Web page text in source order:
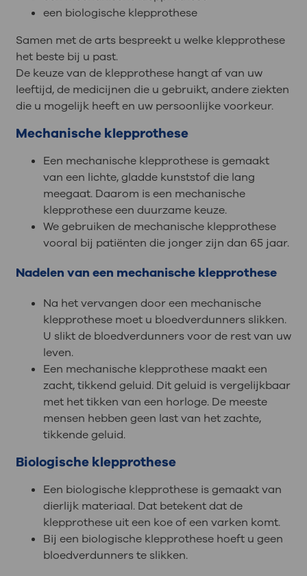
een biologische klepprothese
Samen met de arts bespreekt u welke klepprothese
het beste bij u past.
De keuze van de klepprothese hangt af van uw
leeftijd, de medicijnen die u gebruikt, andere ziekten
die u mogelijk heeft en uw persoonlijke voorkeur.
Mechanische klepprothese
Een mechanische klepprothese is gemaakt
van een lichte, gladde kunststof die lang
meegaat. Daarom is een mechanische
klepprothese een duurzame keuze.
We gebruiken de mechanische klepprothese
vooral bij patiënten die jonger zijn dan 65 jaar.
Nadelen van een mechanische klepprothese
Na het vervangen door een mechanische
klepprothese moet u bloedverdunners slikken.
U slikt de bloedverdunners voor de rest van uw
leven.
Een mechanische klepprothese maakt een
zacht, tikkend geluid. Dit geluid is vergelijkbaar
met het tikken van een horloge. De meeste
mensen hebben geen last van het zachte,
tikkende geluid.
Biologische klepprothese
Een biologische klepprothese is gemaakt van
dierlijk materiaal. Dat betekent dat de
klepprothese uit een koe of een varken komt.
Bij een biologische klepprothese hoeft u geen
bloedverdunners te slikken.